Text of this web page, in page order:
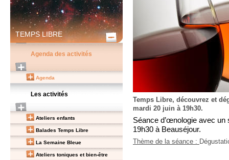
TEMPS LIBRE
Agenda des activités
Agenda
Les activités
Ateliers enfants
Balades Temps Libre
La Semaine Bleue
Ateliers toniques et bien-être
Temps Libre, découvrez et
mardi 20 juin à 19h30.
Séance d’œnologie avec
19h30 à Beauséjour.
Thème de la séance :